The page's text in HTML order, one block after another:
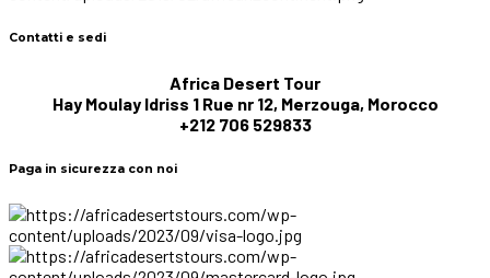
Contatti e sedi
Africa Desert Tour
Hay Moulay Idriss 1 Rue nr 12, Merzouga, Morocco
+212 706 529833
Paga in sicurezza con noi